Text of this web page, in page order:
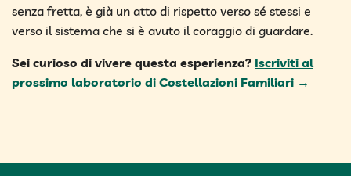
senza fretta, è già un atto di rispetto verso sé stessi e
verso il sistema che si è avuto il coraggio di guardare.
Sei curioso di vivere questa esperienza? Iscriviti al
prossimo laboratorio di Costellazioni Familiari →